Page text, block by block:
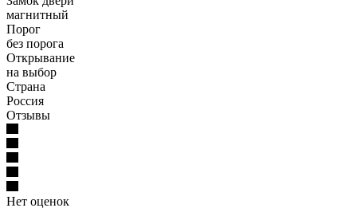
магнитный
Порог
без порога
Открывание
на выбор
Страна
Россия
Отзывы
Нет оценок